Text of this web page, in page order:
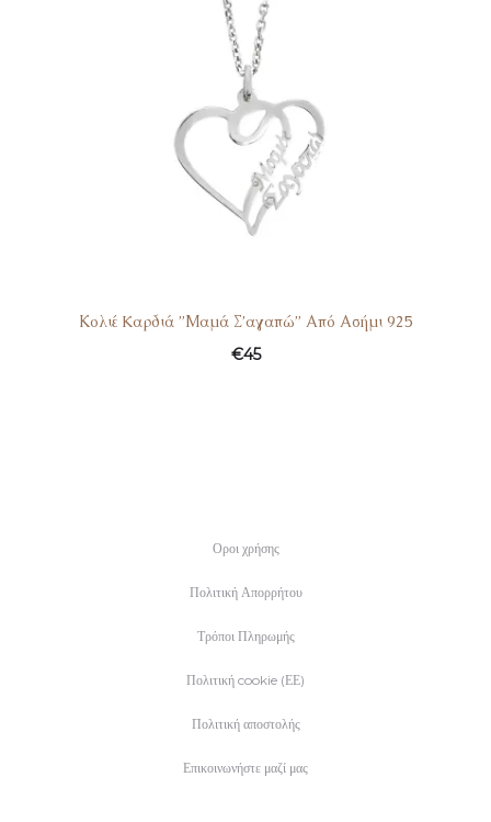
Κολιέ Kαρδιά ”Μαμά Σ’αγαπώ” Από Ασήμι 925
€45
Οροι χρήσης
Πολιτική Απορρήτου
Τρόποι Πληρωμής
Πολιτική cookie (ΕΕ)
Πολιτική αποστολής
Επικοινωνήστε μαζί μας